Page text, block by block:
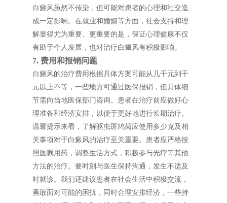
白癜风虽然不传染，但可能对患者的心理和社交造
成一定影响。在就业和婚姻等方面，社会支持和理
解显得尤为重要。更重要的是，保证心理健康不仅
有助于个人发展，也对治疗白癜风有积极影响。
7. 费用和报销问题
白癜风的治疗费用根据具体方案可能从几千元到千
元以上不等，一些地方可通过医保报销，但具体细
节需向当地医保部门咨询。患者在治疗前应做好心
理准备和经济安排，以便于更好地进行长期治疗。
温馨提示来看，了解驱虫斑鸠菊应使用多少克及相
关事项对于白癜风的治疗至关重要。患者应严格按
照医嘱用药，调整生活方式，积极参与光疗等其他
方法的治疗。要时刻与医生保持沟通，发生不适及
时就诊。我们还建议患者在社会生活中积极交流，
勇敢面对可能的困扰，同时合理安排经济，一些持